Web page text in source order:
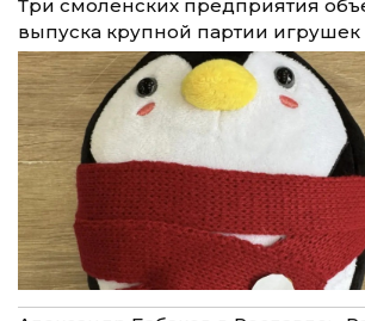
Три смоленских предприятия
выпуска крупной партии игрушек